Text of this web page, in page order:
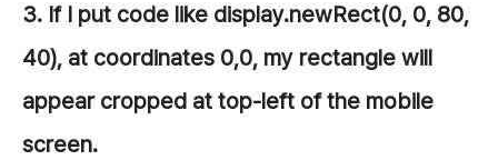
3. If I put code like display.newRect(0, 0, 80,
40), at coordinates 0,0, my rectangle will
appear cropped at top-left of the mobile
screen.